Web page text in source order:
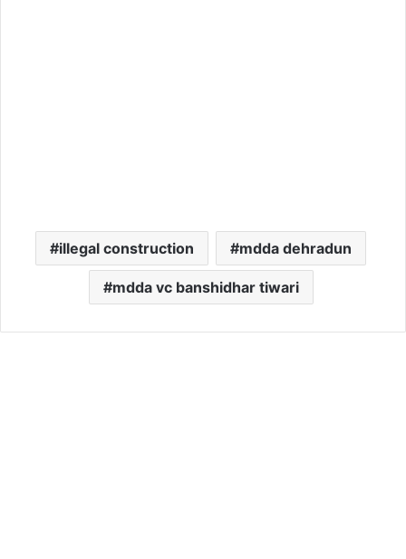
illegal construction mdda dehradun
mdda vc banshidhar tiwari